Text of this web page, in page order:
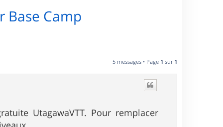
Base Camp
5 messages • Page 1 sur 1
UtagawaVTT. Pour remplacer